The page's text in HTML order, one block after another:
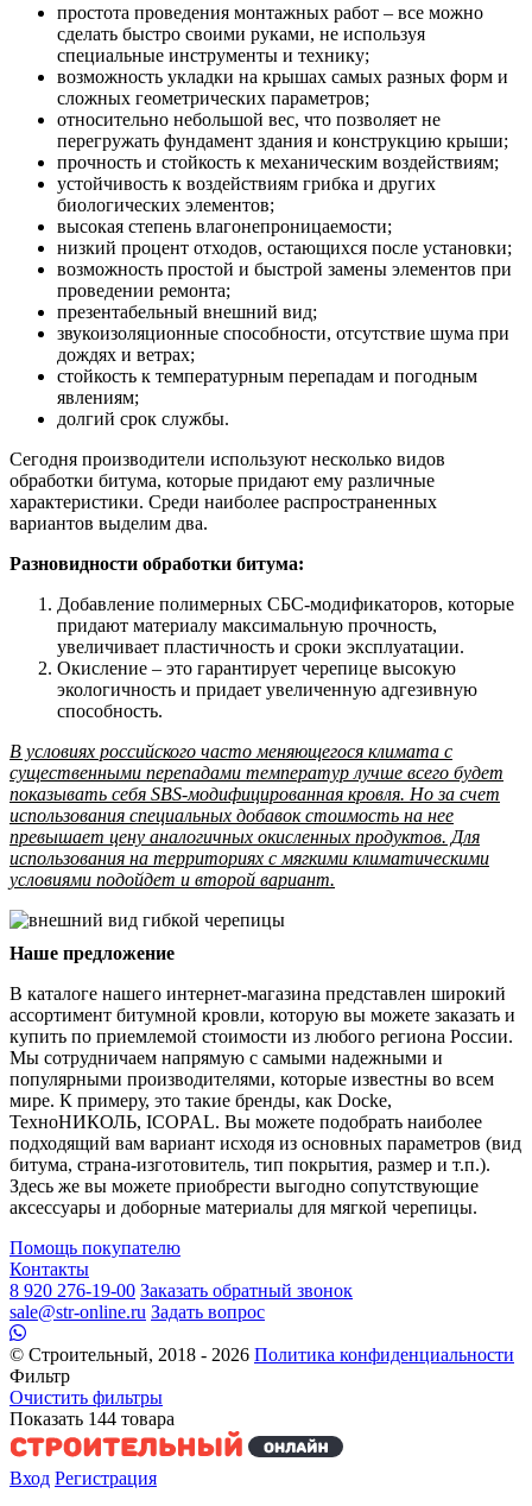
простота проведения монтажных работ – все можно
сделать быстро своими руками, не используя
специальные инструменты и технику;
возможность укладки на крышах самых разных форм и
сложных геометрических параметров;
относительно небольшой вес, что позволяет не
перегружать фундамент здания и конструкцию крыши;
прочность и стойкость к механическим воздействиям;
устойчивость к воздействиям грибка и других
биологических элементов;
высокая степень влагонепроницаемости;
низкий процент отходов, остающихся после установки;
возможность простой и быстрой замены элементов при
проведении ремонта;
презентабельный внешний вид;
звукоизоляционные способности, отсутствие шума при
дождях и ветрах;
стойкость к температурным перепадам и погодным
явлениям;
долгий срок службы.
Сегодня производители используют несколько видов
обработки битума, которые придают ему различные
характеристики. Среди наиболее распространенных
вариантов выделим два.
Разновидности обработки битума:
Добавление полимерных СБС-модификаторов, которые
придают материалу максимальную прочность,
увеличивает пластичность и сроки эксплуатации.
Окисление – это гарантирует черепице высокую
экологичность и придает увеличенную адгезивную
способность.
В условиях российского часто меняющегося климата с
существенными перепадами температур лучше всего будет
показывать себя SBS-модифицированная кровля. Но за счет
использования специальных добавок стоимость на нее
превышает цену аналогичных окисленных продуктов. Для
использования на территориях с мягкими климатическими
условиями подойдет и второй вариант.
Наше предложение
В каталоге нашего интернет-магазина представлен широкий
ассортимент битумной кровли, которую вы можете заказать и
купить по приемлемой стоимости из любого региона России.
Мы сотрудничаем напрямую с самыми надежными и
популярными производителями, которые известны во всем
мире. К примеру, это такие бренды, как Docke,
ТехноНИКОЛЬ, ICOPAL. Вы можете подобрать наиболее
подходящий вам вариант исходя из основных параметров (вид
битума, страна-изготовитель, тип покрытия, размер и т.п.).
Здесь же вы можете приобрести выгодно сопутствующие
аксессуары и доборные материалы для мягкой черепицы.
Помощь покупателю
Контакты
8 920 276-19-00 Заказать обратный звонок
sale@str-online.ru Задать вопрос
© Строительный, 2018 - 2026 Политика конфиденциальности
Фильтр
Очистить фильтры
Показать 144 товара
Вход Регистрация